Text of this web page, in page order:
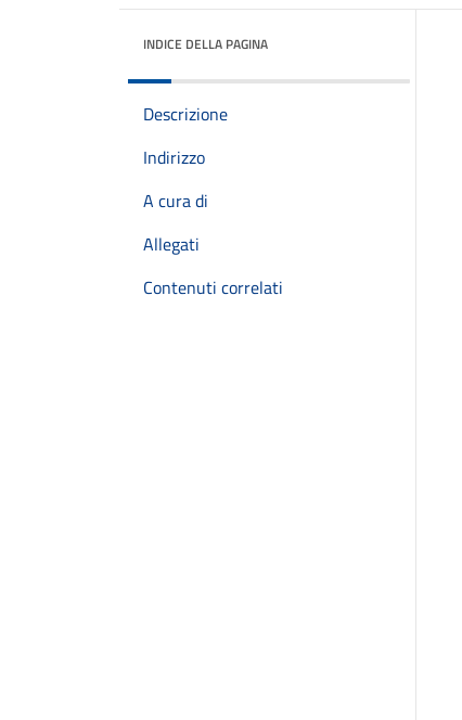
INDICE DELLA PAGINA
Descrizione
Indirizzo
A cura di
Allegati
Contenuti correlati